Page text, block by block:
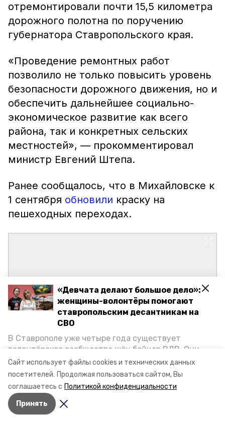
Сайт использует файлы cookies и технических данных
посетителей. Продолжая пользоваться сайтом, Вы
соглашаетесь с Политикой конфиденциальности
Принять
«Девчата делают большое дело»:
женщины-волонтёры помогают
ставропольским десантникам на
СВО
В Ставрополе уже четыре года существует
волонтёрское сообщество жён бойцов ВДВ. Они
организуют сборы вещей и продуктов для
участников спецоперации и лично отвозят всё это
на передовую. Девушки рассказали «Победе26», как
создавали добровольческий клуб и зачем проводят
масштабную акцию к 9 Мая.
отремонтировали почти 15,5 километра
дорожного полотна по поручению
губернатора Ставропольского края.
«Проведение ремонтных работ
позволило не только повысить уровень
безопасности дорожного движения, но и
обеспечить дальнейшее социально-
экономическое развитие как всего
района, так и конкретных сельских
местностей», — прокомментировал
министр Евгений Штепа.
Ранее сообщалось, что в Михайловске к
1 сентября обновили краску на
пешеходных переходах.
Авторы: Сергей Гаврилюк